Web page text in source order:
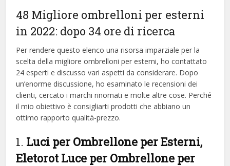
48 Migliore ombrelloni per esterni
in 2022: dopo 34 ore di ricerca
Per rendere questo elenco una risorsa imparziale per la
scelta della migliore ombrelloni per esterni, ​​ho contattato
24 esperti e discusso vari aspetti da considerare. Dopo
un’enorme discussione, ho esaminato le recensioni dei
clienti, cercato i marchi rinomati e molte altre cose. Perché
il mio obiettivo è consigliarti prodotti che abbiano un
ottimo rapporto qualità-prezzo.
1. Luci per Ombrellone per Esterni,
Eletorot Luce per Ombrellone per